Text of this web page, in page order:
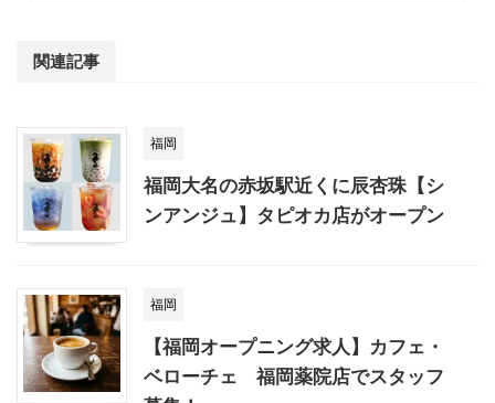
関連記事
福岡
福岡大名の赤坂駅近くに辰杏珠【シ
ンアンジュ】タピオカ店がオープン
福岡
【福岡オープニング求人】カフェ・
ベローチェ 福岡薬院店でスタッフ